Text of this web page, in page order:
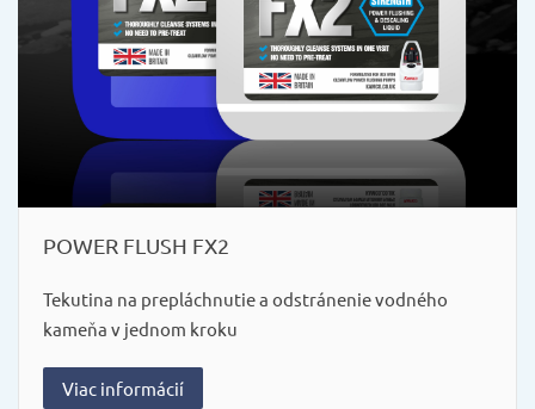
POWER FLUSH FX2
Tekutina na prepláchnutie a odstránenie vodného
kameňa v jednom kroku
Viac informácií